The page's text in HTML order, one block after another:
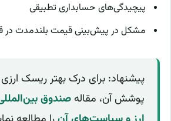
پیچیدگی‌های حسابداری تطبیقی
مشکل در پیش‌بینی قیمت بلندمدت در
پیشنهاد: برای درک بهتر ریسک‌
پوشش آن، مقاله صندوق